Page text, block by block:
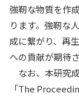
強靭な物質を作
ります。強靭な
成に繋がり、再
への貢献が期待
なお、本研究
「The